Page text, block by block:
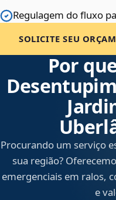
Regulagem do fluxo
SOLICITE SEU
Por
Procurando um serviço
sua região?
emergenciais em ralos,
e